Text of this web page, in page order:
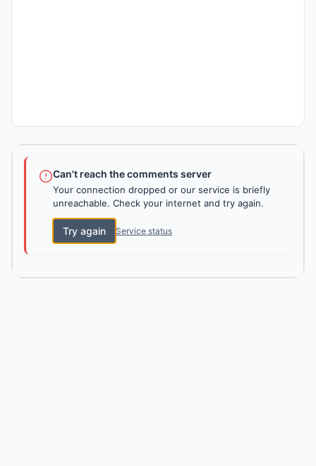
Can't reach the comments server
Your connection dropped or our service is briefly
unreachable. Check your internet and try again.
Try again Service status